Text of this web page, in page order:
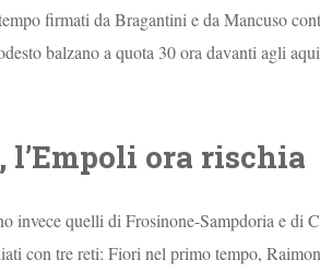
firmati da Bragantini e da Mancuso
balzano a quota 30 ora davanti agli
l’Empoli ora rischia
invece quelli di Frosinone-Sampdoria e di
con tre reti: Fiori nel primo tempo,